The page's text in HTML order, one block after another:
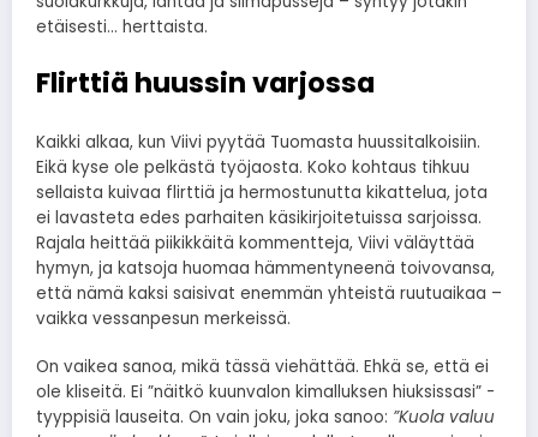
etäisesti… herttaista.
Flirttiä huussin varjossa
Kaikki alkaa, kun Viivi pyytää Tuomasta huussitalkoisiin.
Eikä kyse ole pelkästä työjaosta. Koko kohtaus tihkuu
sellaista kuivaa flirttiä ja hermostunutta kikattelua, jota
ei lavasteta edes parhaiten käsikirjoitetuissa sarjoissa.
Rajala heittää piikikkäitä kommentteja, Viivi väläyttää
hymyn, ja katsoja huomaa hämmentyneenä toivovansa,
että nämä kaksi saisivat enemmän yhteistä ruutuaikaa –
vaikka vessanpesun merkeissä.
On vaikea sanoa, mikä tässä viehättää. Ehkä se, että ei
ole kliseitä. Ei ”näitkö kuunvalon kimalluksen hiuksissasi” -
tyyppisiä lauseita. On vain joku, joka sanoo: ”Kuola valuu